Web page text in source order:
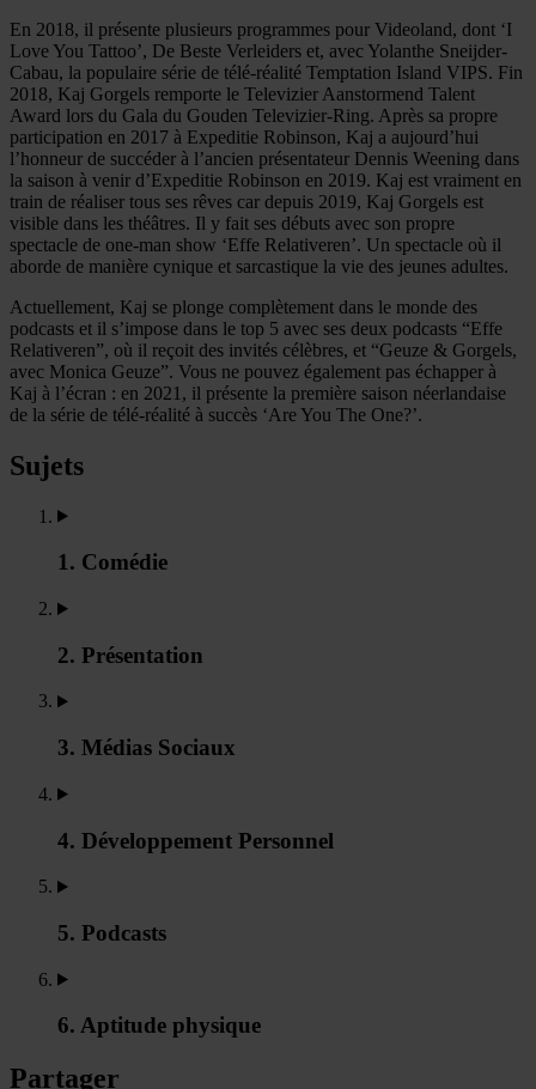
En 2018, il présente plusieurs programmes pour Videoland, dont ‘I
Love You Tattoo’, De Beste Verleiders et, avec Yolanthe Sneijder-
Cabau, la populaire série de télé-réalité Temptation Island VIPS. Fin
2018, Kaj Gorgels remporte le Televizier Aanstormend Talent
Award lors du Gala du Gouden Televizier-Ring. Après sa propre
participation en 2017 à Expeditie Robinson, Kaj a aujourd’hui
l’honneur de succéder à l’ancien présentateur Dennis Weening dans
la saison à venir d’Expeditie Robinson en 2019. Kaj est vraiment en
train de réaliser tous ses rêves car depuis 2019, Kaj Gorgels est
visible dans les théâtres. Il y fait ses débuts avec son propre
spectacle de one-man show ‘Effe Relativeren’. Un spectacle où il
aborde de manière cynique et sarcastique la vie des jeunes adultes.
Actuellement, Kaj se plonge complètement dans le monde des
podcasts et il s’impose dans le top 5 avec ses deux podcasts “Effe
Relativeren”, où il reçoit des invités célèbres, et “Geuze & Gorgels,
avec Monica Geuze”. Vous ne pouvez également pas échapper à
Kaj à l’écran : en 2021, il présente la première saison néerlandaise
de la série de télé-réalité à succès ‘Are You The One?’.
Sujets
1. Comédie
2. Présentation
3. Médias Sociaux
4. Développement Personnel
5. Podcasts
6. Aptitude physique
Partager